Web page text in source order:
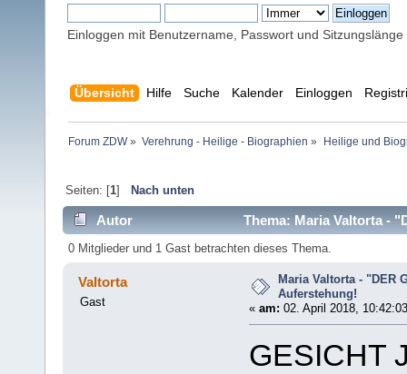
Einloggen mit Benutzername, Passwort und Sitzungslänge
Übersicht Hilfe Suche Kalender Einloggen
Forum ZDW» Verehrung - Heilige - Biographien » Heilige und
Seiten: [1] Nach unten
Autor Thema: Maria Valtorta -
0 Mitglieder und 1 Gast betrachten dieses Thema.
Valtorta
Gast
Maria Valtorta - "DER
Auferstehung!
« am: 02. April 2018,
GESICHT